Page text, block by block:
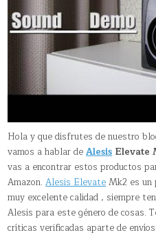
Hola y que disfrutes de nuestro
vamos a hablar deAlesisElevate
vas a encontrar estos productos
Amazon.Alesis ElevateMk2 es un
muy excelente calidad , siempre
Alesis para este género de cosas.
críticas verificadas aparte de